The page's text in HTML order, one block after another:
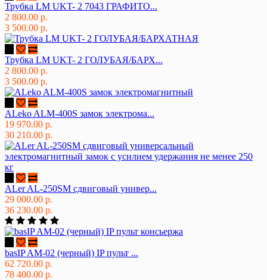
Трубка LM UKT- 2 7043 ГРАФИТО...
2 800.00 р.
3 500.00 р.
Трубка LM UKT- 2 ГОЛУБАЯ/БАРХ...
2 800.00 р.
3 500.00 р.
ALeko ALM-400S замок электрома...
19 970.00 р.
30 210.00 р.
ALer AL-250SM сдвиговый универ...
29 000.00 р.
36 230.00 р.
basIP AM-02 (черный) IP пульт ...
62 720.00 р.
78 400.00 р.